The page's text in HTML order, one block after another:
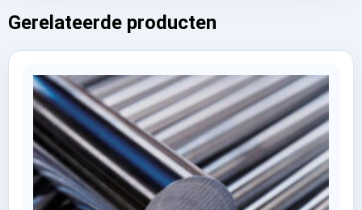
Gerelateerde producten